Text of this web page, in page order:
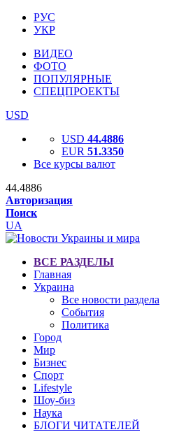
РУС
УКР
ВИДЕО
ФОТО
ПОПУЛЯРНЫЕ
СПЕЦПРОЕКТЫ
USD
USD 44.4886
EUR 51.3350
Все курсы валют
44.4886
Авторизация
Поиск
UA
ВСЕ РАЗДЕЛЫ
Главная
Украина
Все новости раздела
События
Политика
Город
Мир
Бизнес
Спорт
Lifestyle
Шоу-биз
Наука
БЛОГИ ЧИТАТЕЛЕЙ